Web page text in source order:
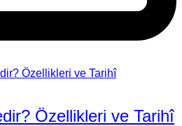
Özellikleri ve Tarihî